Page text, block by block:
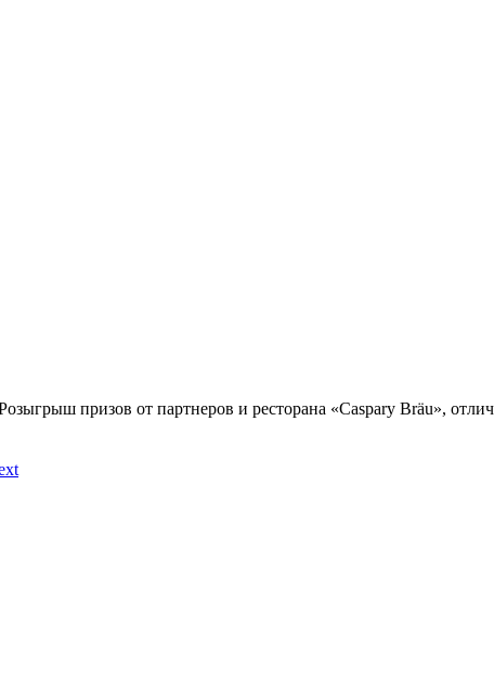
призов от партнеров и ресторана «Caspary Bräu»,